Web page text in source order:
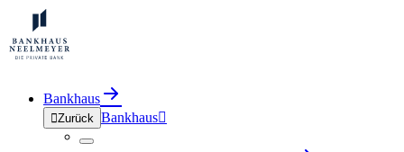
Bankhaus
Zurück Bankhaus